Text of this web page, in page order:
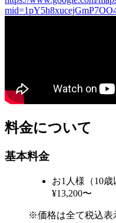
料金について
基本料金
お1人様（10歳
¥13,200〜
※価格は全て税込表